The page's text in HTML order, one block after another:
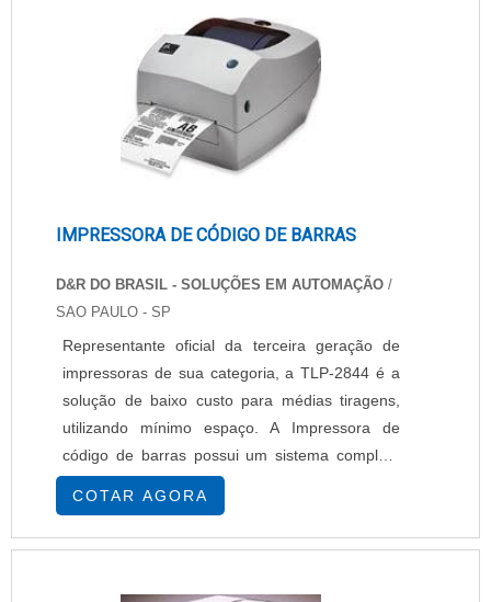
IMPRESSORA DE CÓDIGO DE BARRAS
D&R DO BRASIL - SOLUÇÕES EM AUTOMAÇÃO /
SAO PAULO - SP
Representante oficial da terceira geração de
impressoras de sua categoria, a TLP-2844 é a
solução de baixo custo para médias tiragens,
utilizando mínimo espaço. A Impressora de
código de barras possui um sistema completo
de gerenciamento de memória que permite o
armazenamento controlado de formatos de
etiquetas, gráficos e fontes. Além disso, a
incorporada uma poderosa linguagem de
COTAR AGORA